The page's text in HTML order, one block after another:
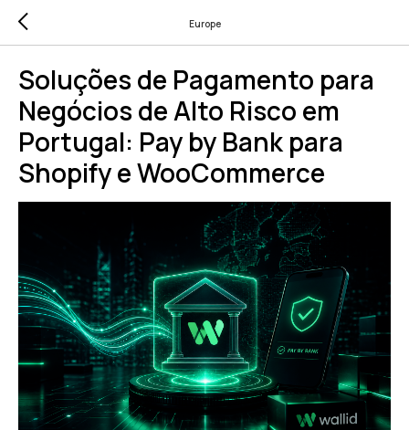
Europe
Soluções de Pagamento para
Negócios de Alto Risco em
Portugal: Pay by Bank para
Shopify e WooCommerce